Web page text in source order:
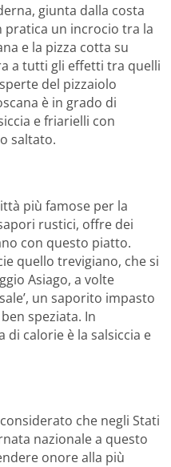
giunta dalla costa
pratica un incrocio tra la
e la pizza cotta su
a tutti gli effetti tra quelli
del pizzaiolo
è in grado di
e friarielli con
saltato.
più famose per la
rustici, offre dei
con questo piatto.
quello trevigiano, che si
Asiago, a volte
un saporito impasto
speziata. In
calorie è la salsiccia e
che negli Stati
nazionale a questo
onore alla più